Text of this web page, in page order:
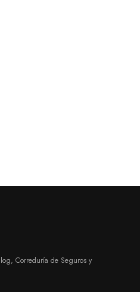
Correduría de Seguros y